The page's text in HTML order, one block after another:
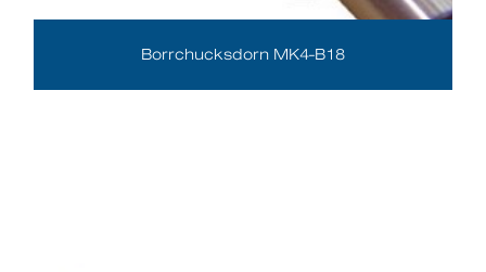
Borrchucksdorn MK4-B18